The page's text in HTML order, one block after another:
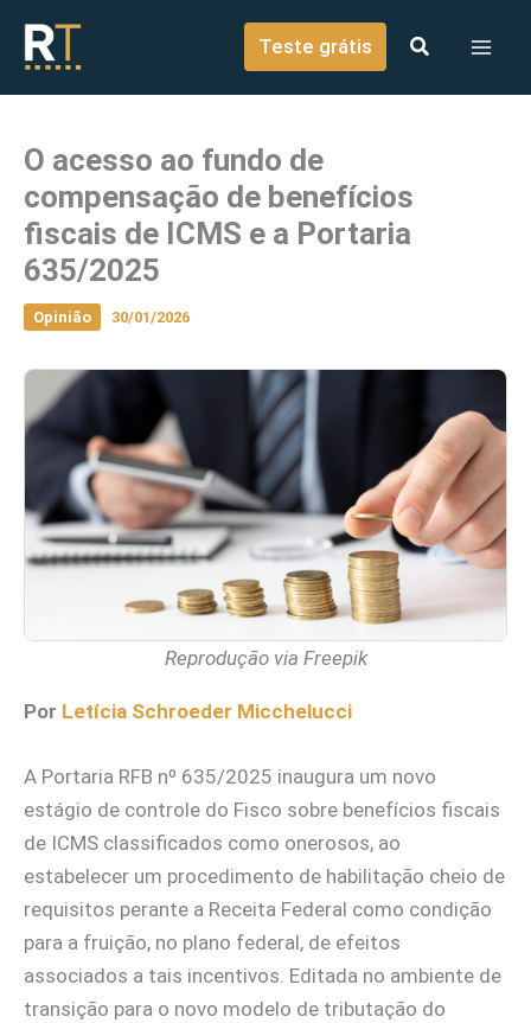
conteúdo
Teste grátis
O acesso ao fundo de
compensação de benefícios
fiscais de ICMS e a Portaria
635/2025
Opinião 30/01/2026
Reprodução via Freepik
Por Letícia Schroeder Micchelucci
A Portaria RFB nº 635/2025 inaugura um novo
estágio de controle do Fisco sobre benefícios fiscais
de ICMS classificados como onerosos, ao
estabelecer um procedimento de habilitação cheio de
requisitos perante a Receita Federal como condição
para a fruição, no plano federal, de efeitos
associados a tais incentivos. Editada no ambiente de
transição para o novo modelo de tributação do